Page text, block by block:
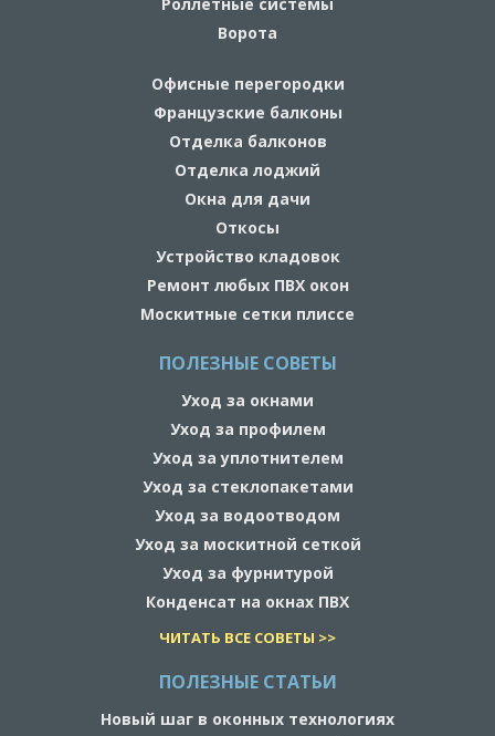
Ворота
Офисные перегородки
Французские балконы
Отделка балконов
Отделка лоджий
Окна для дачи
Откосы
Устройство кладовок
Ремонт любых ПВХ окон
Москитные сетки плиссе
ПОЛЕЗНЫЕ СОВЕТЫ
Уход за окнами
Уход за профилем
Уход за уплотнителем
Уход за стеклопакетами
Уход за водоотводом
Уход за москитной сеткой
Уход за фурнитурой
Конденсат на окнах ПВХ
ЧИТАТЬ ВСЕ СОВЕТЫ >>
ПОЛЕЗНЫЕ СТАТЬИ
Новый шаг в оконных технологиях